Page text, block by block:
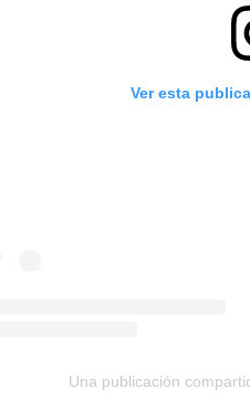
Ver esta
Una publicación